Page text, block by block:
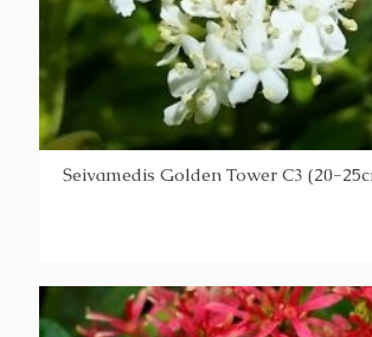
Šeivamedis Golden Tower C3 (20-